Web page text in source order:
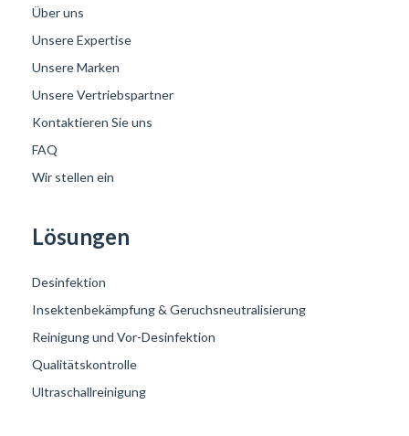
Über uns
Unsere Expertise
Unsere Marken
Unsere Vertriebspartner
Kontaktieren Sie uns
FAQ
Wir stellen ein
Lösungen
Desinfektion
Insektenbekämpfung & Geruchsneutralisierung
Reinigung und Vor-Desinfektion
Qualitätskontrolle
Ultraschallreinigung